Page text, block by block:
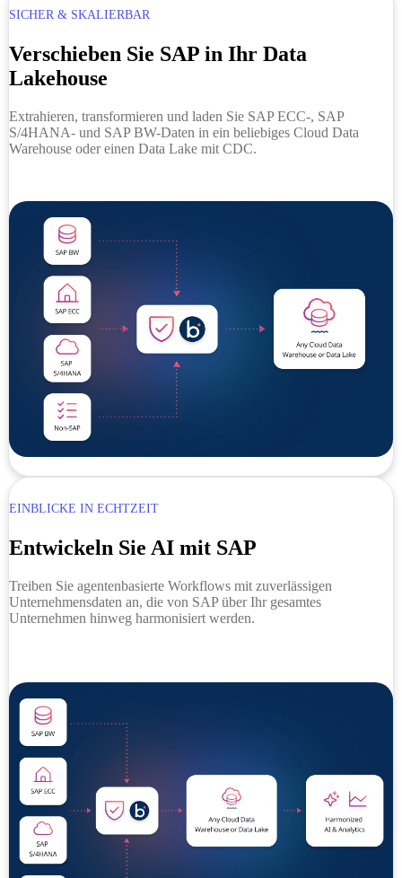
SICHER & SKALIERBAR
Verschieben Sie SAP in Ihr Data
Lakehouse
Extrahieren, transformieren und laden Sie SAP ECC-, SAP
S/4HANA- und SAP BW-Daten in ein beliebiges Cloud Data
Warehouse oder einen Data Lake mit CDC.
EINBLICKE IN ECHTZEIT
Entwickeln Sie AI mit SAP
Treiben Sie agentenbasierte Workflows mit zuverlässigen
Unternehmensdaten an, die von SAP über Ihr gesamtes
Unternehmen hinweg harmonisiert werden.